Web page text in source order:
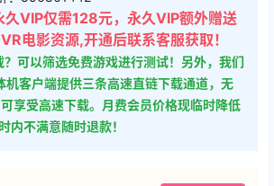
久VIP仅需128元，永久VIP额外赠送
电影资源,开通后联系客服获取！
？可以筛选免费游戏进行测试！另外，我们
机客户端提供三条高速直链下载通道，无
享受高速下载。月费会员价格现临时降低
内不满意随时退款！